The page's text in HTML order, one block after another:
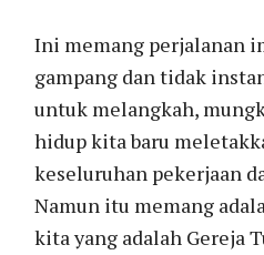
Ini memang perjalanan
gampang dan tidak
untuk melangkah,
hidup kita baru
keseluruhan pekerjaan
Namun itu memang
kita yang adalah Gereja